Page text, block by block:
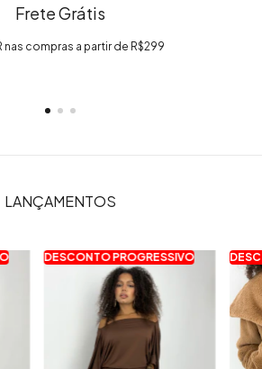
Frete Grátis
nas compras a partir de R$299
LANÇAMENTOS
DESCONTO PROGRESSIVO